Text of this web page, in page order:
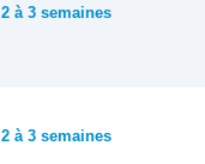
2 à 3 semaines
2 à 3 semaines